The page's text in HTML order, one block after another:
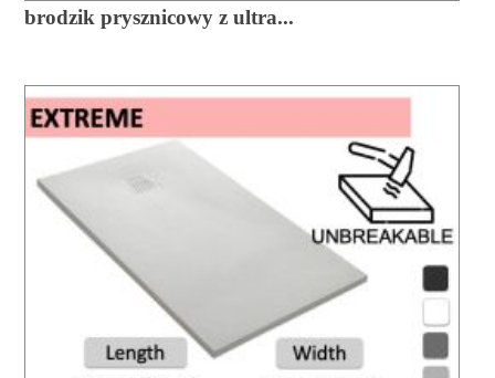
brodzik prysznicowy z ultra...